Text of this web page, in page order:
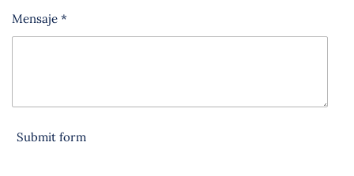
Mensaje *
Submit form